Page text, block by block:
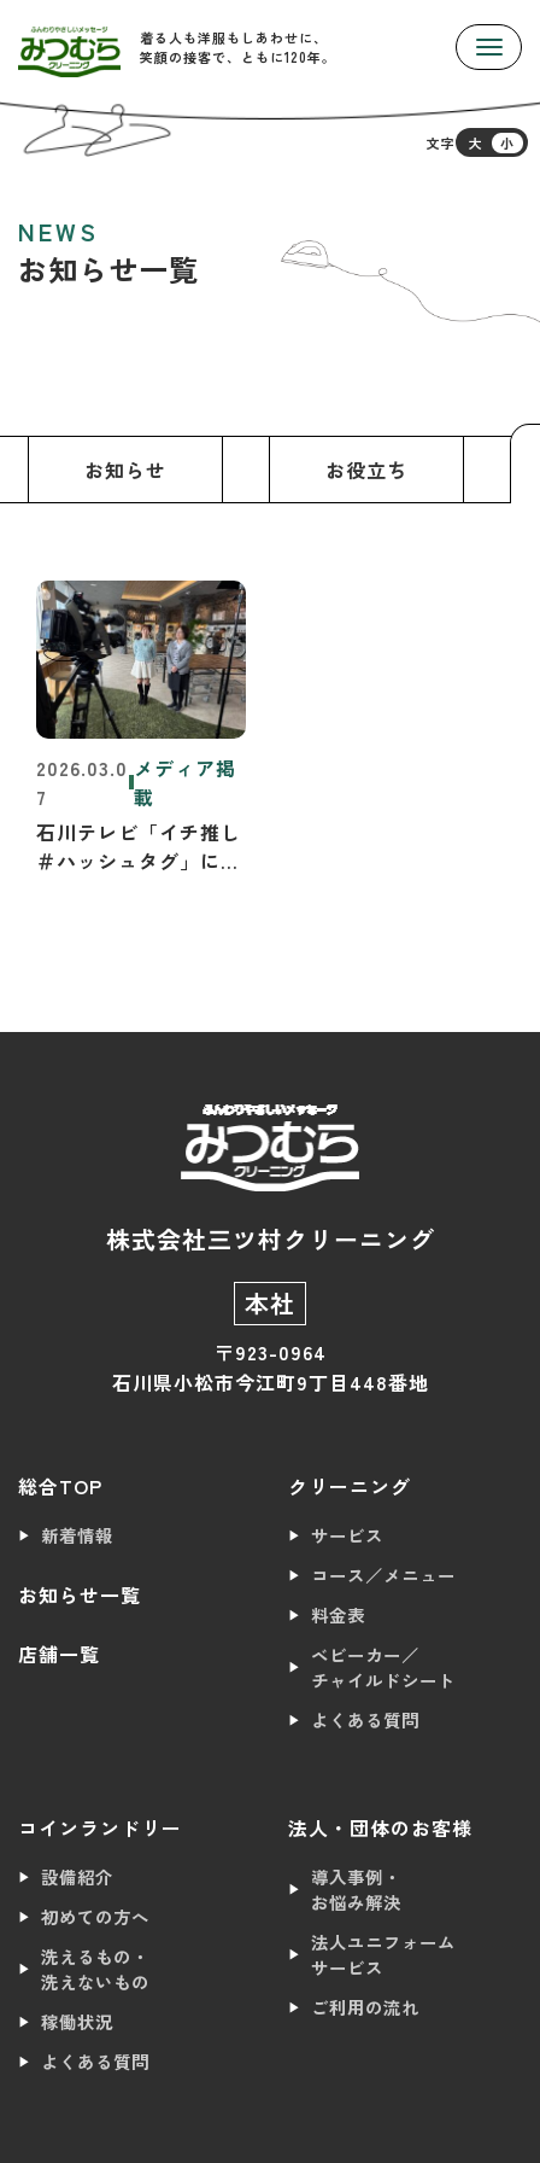
着る人も洋服もしあわせに、
笑顔の接客で、ともに120年。
文字 大 小
NEWS
お知らせ一覧
お知らせ お役立ち
2026.03.0
7
メディア掲
載
石川テレビ「イチ推し
＃ハッシュタグ」にて
株式会社三ツ村クリーニング
本社
〒923-0964
石川県小松市今江町9丁目448番地
総合TOP
新着情報
お知らせ一覧
店舗一覧
クリーニング
サービス
コース／メニュー
料金表
ベビーカー／
チャイルドシート
よくある質問
コインランドリー
設備紹介
初めての方へ
洗えるもの・
洗えないもの
稼働状況
よくある質問
法人・団体のお客様
導入事例・
お悩み解決
法人ユニフォーム
サービス
ご利用の流れ